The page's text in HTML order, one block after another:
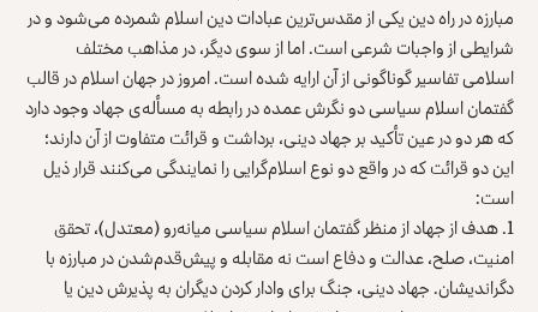
مبارزه در راه دین یکی از مقدس‌ترین عبادات دین اسلام شمرده می‌شود و در
شرایطی از واجبات شرعی است. اما از سوی دیگر، در مذاهب مختلف
اسلامی تفاسیر گوناگونی از آن ارایه شده است. امروز در جهان اسلام در قالب
گفتمان اسلام سیاسی دو نگرش عمده در رابطه به مسأله‌ی جهاد وجود دارد
که هر دو در عین تأکید بر جهاد دینی، برداشت و قرائت متفاوت از آن دارند؛
این دو قرائت که در واقع دو نوع اسلام‌گرایی را نمایندگی می‌کنند قرار ذیل
است:
هدف از جهاد از منظر گفتمان اسلام سیاسی میانه‌رو (معتدل)، تحقق
امنیت، صلح، عدالت و دفاع است نه مقابله و پیش‌قدم‌شدن در مبارزه با
دگراندیشان. جهاد دینی، جنگ برای وادار کردن دیگران به پذیرش دین یا